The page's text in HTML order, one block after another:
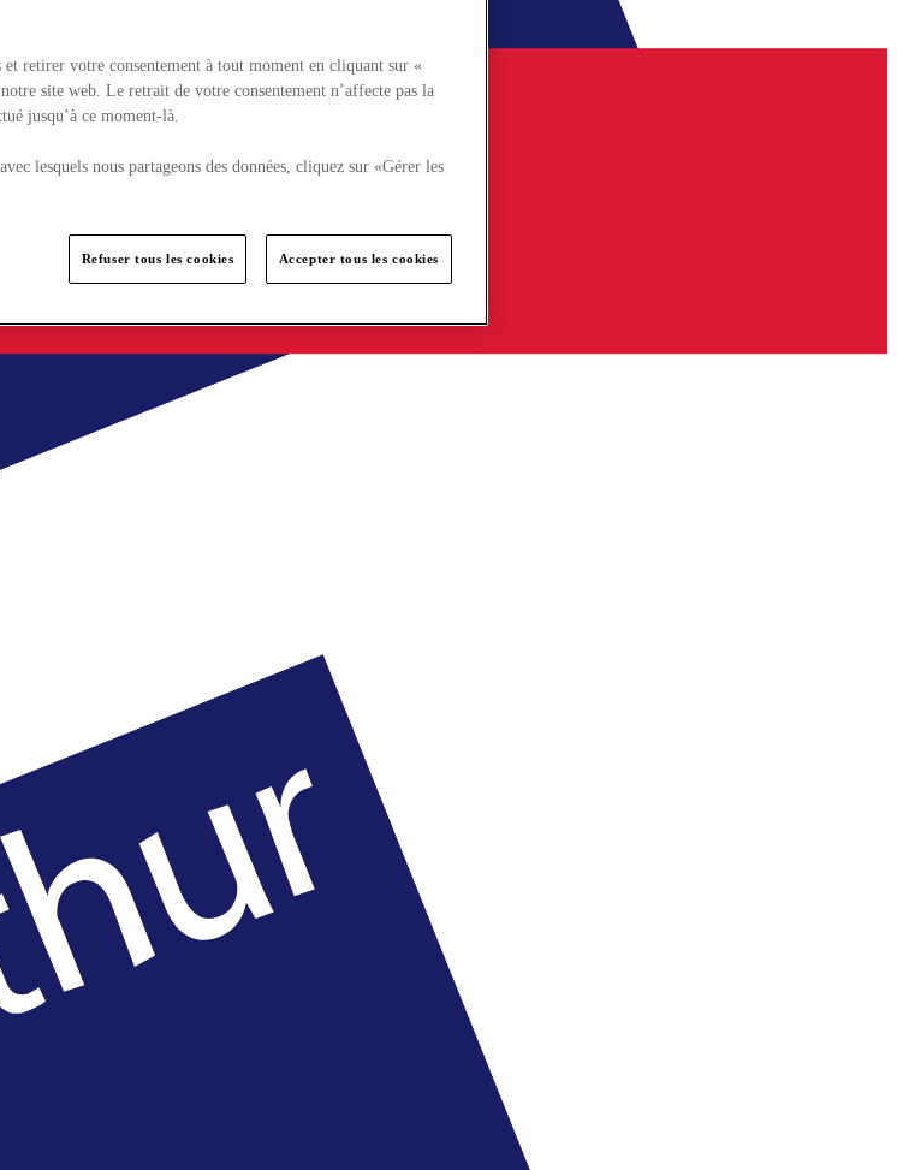
retirer votre consentement à tout moment en cliquant sur «
site web. Le retrait de votre consentement n’affecte pas la
jusqu’à ce moment-là.
lesquels nous partageons des données, cliquez sur «Gérer les
Refuser tous les cookies Accepter tous les cookies